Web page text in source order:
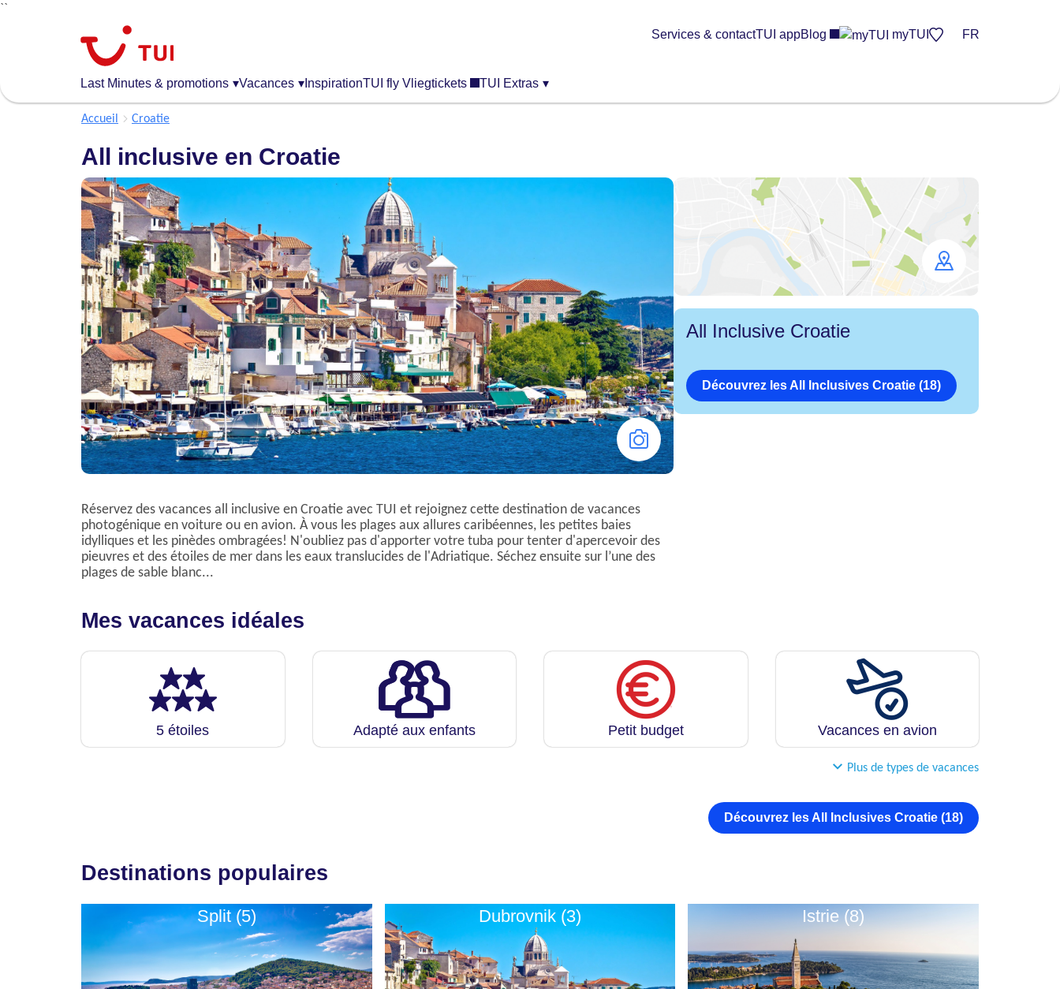
``
Last Minutes & promotions ▾Vacances ▾ InspirationTUI fly Vliegtickets TUI Extras ▾
Services & contactTUI appBlog myTUI FR
Accueil Croatie
All inclusive en Croatie
Réservez des vacances all inclusive en Croatie avec TUI et rejoignez cette destination de vacances
photogénique en voiture ou en avion. À vous les plages aux allures caribéennes, les petites baies
idylliques et les pinèdes ombragées! N'oubliez pas d'apporter votre tuba pour tenter d'apercevoir des
pieuvres et des étoiles de mer dans les eaux translucides de l'Adriatique. Séchez ensuite sur l’une des
plages de sable blanc...
All Inclusive Croatie
Découvrez les All Inclusives Croatie (18)
Mes vacances idéales
5 étoiles Adapté aux enfants Petit budget Vacances en avion
Plus de types de vacances
Découvrez les All Inclusives Croatie (18)
Destinations populaires
Split (5) Dubrovnik (3) Istrie (8)